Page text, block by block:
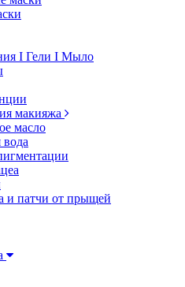
I Гели I Мыло
макияжа
масло
и патчи от прыщей